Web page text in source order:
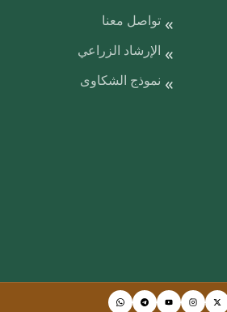
تواصل معنا
الإرشاد الزراعي
نموذج الشكاوى